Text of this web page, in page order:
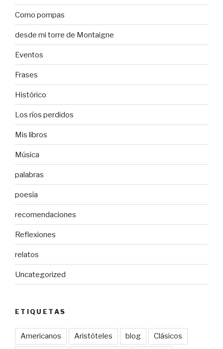
Como pompas
desde mi torre de Montaigne
Eventos
Frases
Histórico
Los ríos perdidos
Mis libros
Música
palabras
poesía
recomendaciones
Reflexiones
relatos
Uncategorized
ETIQUETAS
Americanos Aristóteles blog Clásicos